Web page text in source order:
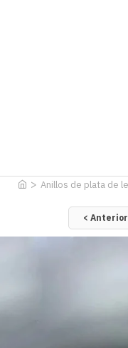
Anillos de plata de
<